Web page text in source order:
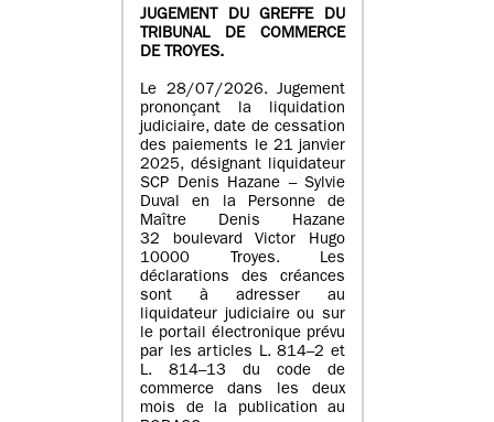
JUGEMENT DU GREFFE DU
TRIBUNAL DE COMMERCE
DE TROYES.
Le 28/07/2026. Jugement
prononçant la liquidation
judiciaire, date de cessation
des paiements le 21 janvier
2025, désignant liquidateur
SCP Denis Hazane – Sylvie
Duval en la Personne de
Maître Denis Hazane
32 boulevard Victor Hugo
10000 Troyes. Les
déclarations des créances
sont à adresser au
liquidateur judiciaire ou sur
le portail électronique prévu
par les articles L. 814–2 et
L. 814–13 du code de
commerce dans les deux
mois de la publication au